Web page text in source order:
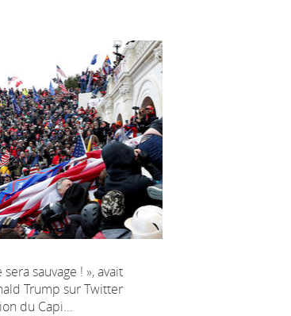
sera sauvage ! », avait
Trump sur Twitter
du Capi...